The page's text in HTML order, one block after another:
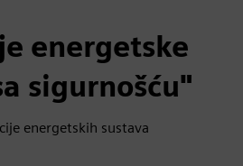
energetske
sigurnošću"
energetskih sustava